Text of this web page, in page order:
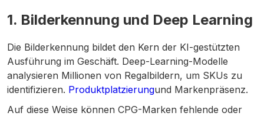
1. Bilderkennung und Deep Learning
Die Bilderkennung bildet den Kern der KI-gestützten
Ausführung im Geschäft. Deep-Learning-Modelle
analysieren Millionen von Regalbildern, um SKUs zu
identifizieren. Produktplatzierungund Markenpräsenz.
Auf diese Weise können CPG-Marken fehlende oder